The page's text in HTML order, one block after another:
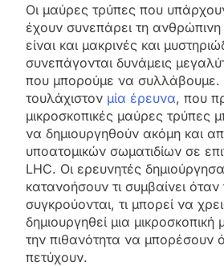
Οι μαύρες τρύπες που
έχουν συνεπάρει τη
είναι και μακρινές και
συνεπάγονται δυνάμεις
που μπορούμε να συλλάβουμε.
τουλάχιστον μία έρευνα, που
μικροσκοπικές μαύρες τρύπες
να δημιουργηθούν ακόμη και
υποατομικών σωματιδίων σε
LHC. Οι ερευνητές
κατανοήσουν τι συμβαίνει όταν
συγκρούονται, τι μπορεί να
δημιουργηθεί μια
την πιθανότητα να μπορέσουν
πετύχουν.